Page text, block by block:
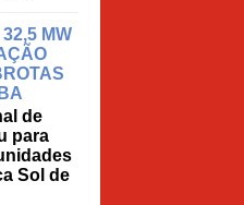
MW
de
para
Sol de